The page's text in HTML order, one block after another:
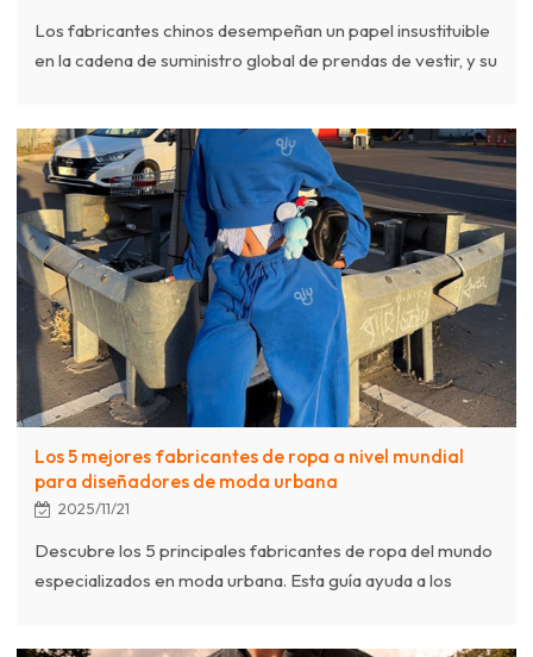
Los fabricantes chinos desempeñan un papel insustituible
en la cadena de suministro global de prendas de vestir, y su
ventajas principales que impulsan este liderazgo en el
mercado: clústeres industriales inigualables, dominio de la
artesanía compleja, extrema flexibilidad para un pedido
mínimo bajo y una respuesta rápida, y una transformación
digital eficiente.
Los 5 mejores fabricantes de ropa a nivel mundial
para diseñadores de moda urbana
2025/11/21
Descubre los 5 principales fabricantes de ropa del mundo
especializados en moda urbana. Esta guía ayuda a los